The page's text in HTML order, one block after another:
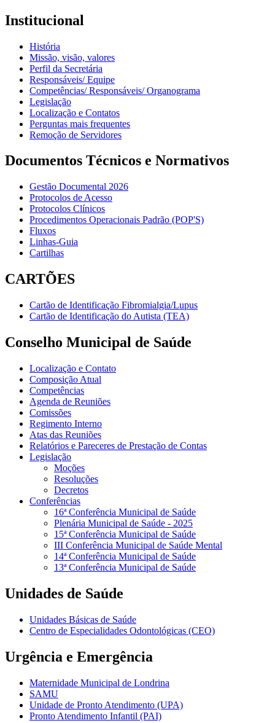
Institucional
História
Missão, visão, valores
Perfil da Secretária
Responsáveis/ Equipe
Competências/ Responsáveis/ Organograma
Legislação
Localização e Contatos
Perguntas mais frequentes
Remoção de Servidores
Documentos Técnicos e Normativos
Gestão Documental 2026
Protocolos de Acesso
Protocolos Clínicos
Procedimentos Operacionais Padrão (POP'S)
Fluxos
Linhas-Guia
Cartilhas
CARTÕES
Cartão de Identificação Fibromialgia/Lupus
Cartão de Identificação do Autista (TEA)
Conselho Municipal de Saúde
Localização e Contato
Composição Atual
Competências
Agenda de Reuniões
Comissões
Regimento Interno
Atas das Reuniões
Relatórios e Pareceres de Prestação de Contas
Legislação
Moções
Resoluções
Decretos
Conferências
16ª Conferência Municipal de Saúde
Plenária Municipal de Saúde - 2025
15ª Conferência Municipal de Saúde
III Conferência Municipal de Saúde Mental
14ª Conferência Municipal de Saúde
13ª Conferência Municipal de Saúde
Unidades de Saúde
Unidades Básicas de Saúde
Centro de Especialidades Odontológicas (CEO)
Urgência e Emergência
Maternidade Municipal de Londrina
SAMU
Unidade de Pronto Atendimento (UPA)
Pronto Atendimento Infantil (PAI)